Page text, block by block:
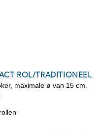
ROL/TRADITIONEEL
maximale ø van 15 cm.